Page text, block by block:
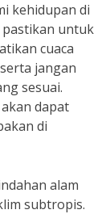
kehidupan di
pastikan untuk
cuaca
jangan
sesuai.
dapat
di
alam
subtropis.